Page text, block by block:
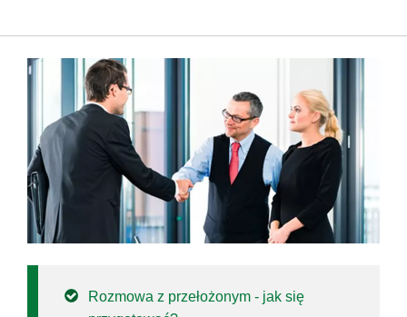
Rozmowa z przełożonym - jak się